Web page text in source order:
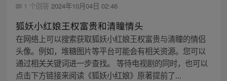
1 个回答 2024年10月04日 02:46
狐妖小红娘王权富贵和清瞳情头
在网络上可以搜索获取狐妖小红娘王权富贵与清瞳的情侣
头像。例如，堆糖图片等平台可能会有相关资源。您可以
通过相关关键词进一步查找。 等待电视剧的同时，也可以
点击下方链接来阅读《狐妖小红娘》原著提前了...